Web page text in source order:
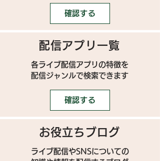
確認する
配信アプリ一覧
各ライブ配信アプリの特徴を
配信ジャンルで検索できます
確認する
お役立ちブログ
ライブ配信やSNSについての